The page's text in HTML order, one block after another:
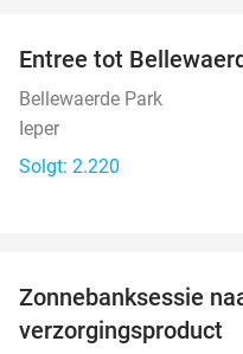
Entree tot
Bellewaerde Park
Ieper
Solgt: 2.220
Zonnebanksessie
verzorgingsproduct